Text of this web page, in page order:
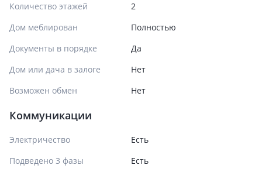
Количество этажей
2
Дом меблирован
Полностью
Документы в порядке
Да
Дом или дача в залоге
Нет
Возможен обмен
Нет
Коммуникации
Электричество
Есть
Подведено 3 фазы
Есть